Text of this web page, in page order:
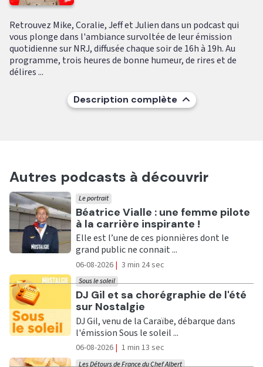
Retrouvez Mike, Coralie, Jeff et Julien dans un podcast qui
vous plonge dans l'ambiance survoltée de leur émission
quotidienne sur NRJ, diffusée chaque soir de 16h à 19h. Au
programme, trois heures de bonne humeur, de rires et de
délires ...
Description complète
Autres podcasts à découvrir
Ecouter
Béatrice Vialle : une femme pilote
à la carrière inspirante !
Le portrait
Elle est l’une de ces pionnières dont le
grand public ne connait ...
06-08-2026 | 3 min 24 sec
Ecouter
DJ Gil et sa chorégraphie de l'été
sur Nostalgie
Sous le soleil
DJ Gil, venu de la Caraïbe, débarque dans
l'émission Sous le soleil ...
06-08-2026 | 1 min 13 sec
Les Détours de France du Chef Albert